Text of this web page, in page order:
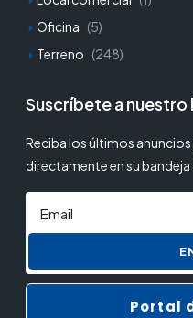
Oficina (5)
Terreno (248)
Suscríbete a
Reciba los últimos
directamente en su bandeja
Portal